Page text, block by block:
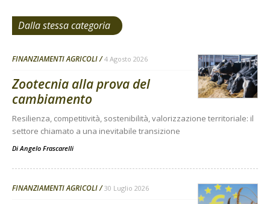
Dalla stessa categoria
FINANZIAMENTI AGRICOLI 4 Agosto 2026
Zootecnia alla prova del
cambiamento
Resilienza, competitività, sostenibilità, valorizzazione territoriale: il
settore chiamato a una inevitabile transizione
DiAngelo Frascarelli
FINANZIAMENTI AGRICOLI 30 Luglio 2026